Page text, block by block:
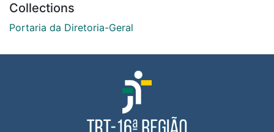
Collections
Portaria da Diretoria-Geral